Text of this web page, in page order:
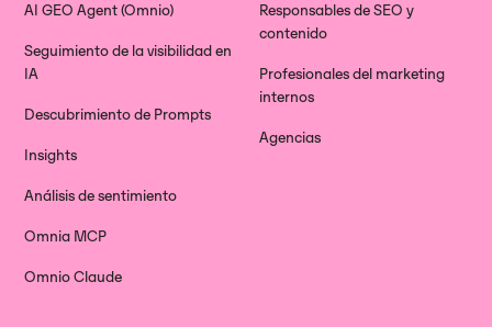
AI GEO Agent (Omnio)
Seguimiento de la visibilidad en
IA
Descubrimiento de Prompts
Insights
Análisis de sentimiento
Omnia MCP
Omnio Claude
Responsables de SEO y
contenido
Profesionales del marketing
internos
Agencias